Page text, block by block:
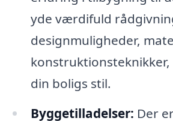
yde værdifuld
designmuligheder,
din boligs stil.
Byggetilladelser: Der